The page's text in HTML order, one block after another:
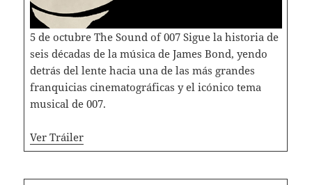
5 de octubre The Sound of 007 Sigue la historia de
seis décadas de la música de James Bond, yendo
detrás del lente hacia una de las más grandes
franquicias cinematográficas y el icónico tema
musical de 007.
Ver Tráiler